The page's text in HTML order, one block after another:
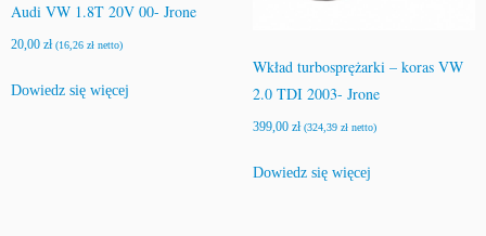
Audi VW 1.8T 20V 00- Jrone
20,00 zł (16,26 zł netto)
Dowiedz się więcej
Wkład turbosprężarki – koras VW
2.0 TDI 2003- Jrone
399,00 zł (324,39 złnetto)
Dowiedz się więcej